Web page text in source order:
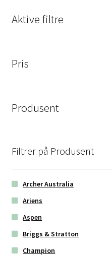
Aktive filtre
Pris
Produsent
Filtrer på Produsent
Archer Australia
Ariens
Aspen
Briggs & Stratton
Champion